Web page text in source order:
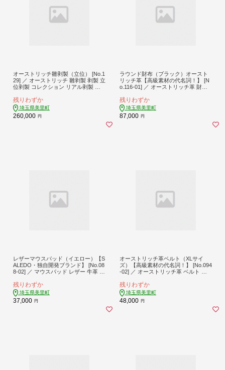
オーストリッチ雛剥製（立位） [No.1
29] ／ オーストリッチ 雛剥製 剥製 立
位剥製 コレクション リアル剥製 イ
美里町産 手作り剥製 標本コレクショ
ン 希少標本 自然標本 インテリアオ
ブジェ 埼玉県
残りわずか
埼玉県美里町
260,000 円
ラウンド財布（ブラック）オースト
リッチ革【高級素材の代名詞！】 [N
o.116-01] ／ オーストリッチ革 財布
ズ財布 レディース財布 手作り財布
日本製財布 軽量革 上品財布 エコレ
ザー 高級素材 ギフト用財布 革小物
埼玉県
残りわずか
埼玉県美里町
87,000 円
レザーマウスパッド（イエロー）【S
ALEDO・独自開発ブランド】 [No.08
8-02] ／ マウスパッド レザー 牛革 高
スクアクセサリー デザイン 上質 机
上整理 エコ おしゃれ PC周辺機器 操
作性 埼玉県
残りわずか
埼玉県美里町
37,000 円
オーストリッチ革ベルト（XLサイ
ズ）【高級素材の代名詞！】 [No.094
-02] ／ オーストリッチ革 ベルト 高
ィースベルト 手作りベルト 日本製ベ
ルト 軽量革 革小物 上品ベルト エコ
レザー エグゼクティブ用品 ギフト用
ベルト 高級素材 贈り物 埼玉県
残りわずか
埼玉県美里町
48,000 円